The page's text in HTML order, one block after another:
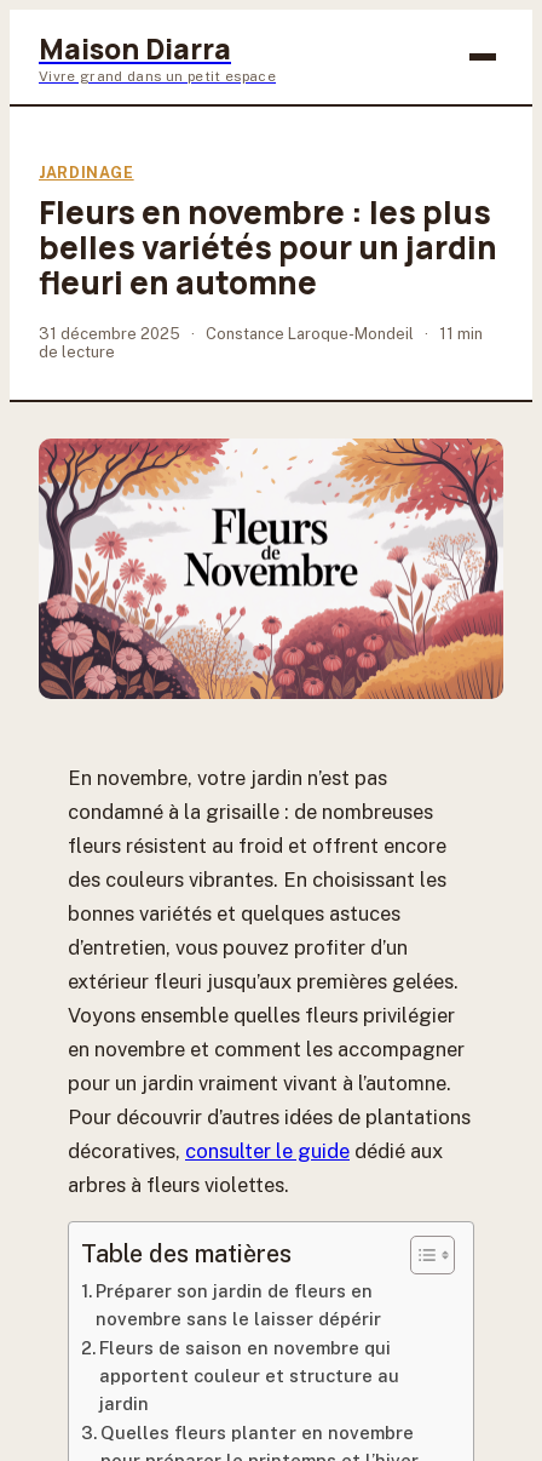
Maison Diarra
Vivre grand dans un petit espace
Maison & Déco
Jardinage
JARDINAGE
Fleurs en novembre : les plus
belles variétés pour un jardin
fleuri en automne
31 décembre 2025 · Constance Laroque-Mondeil ·
11 min
de lecture
En novembre, votre jardin n’est pas
condamné à la grisaille : de nombreuses
fleurs résistent au froid et offrent encore
des couleurs vibrantes. En choisissant les
bonnes variétés et quelques astuces
d’entretien, vous pouvez profiter d’un
extérieur fleuri jusqu’aux premières gelées.
Voyons ensemble quelles fleurs privilégier
en novembre et comment les accompagner
pour un jardin vraiment vivant à l’automne.
Pour découvrir d’autres idées de plantations
décoratives, consulter le guide dédié aux
arbres à fleurs violettes.
Table des matières
Préparer son jardin de fleurs en
novembre sans le laisser dépérir
Fleurs de saison en novembre qui
apportent couleur et structure au
jardin
Quelles fleurs planter en novembre